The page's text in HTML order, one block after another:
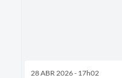
28 ABR 2026 - 17h02